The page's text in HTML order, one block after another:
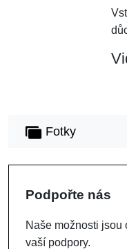
Fotky
Podpořte nás
Naše možnosti jsou
vaší podpory.